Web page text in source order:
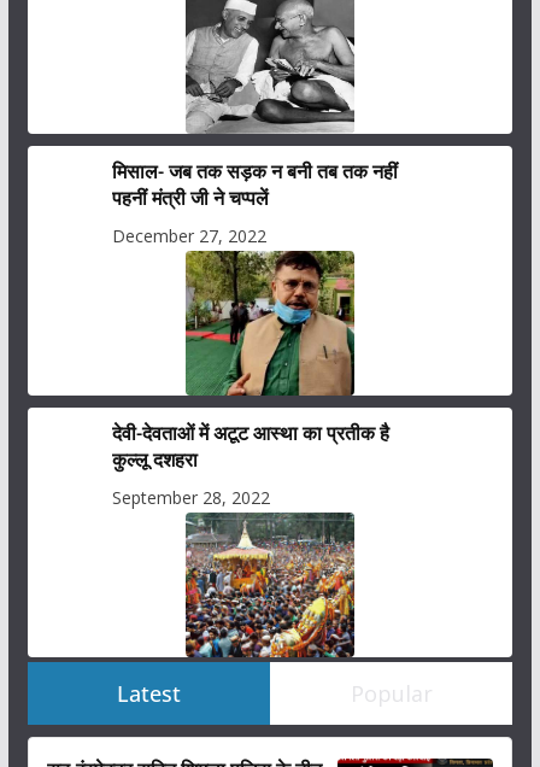
मिसाल- जब तक सड़क न बनी तब तक नहीं
पहनीं मंत्री जी ने चप्पलें
December 27, 2022
देवी-देवताओं में अटूट आस्था का प्रतीक है
कुल्लू दशहरा
September 28, 2022
Latest Popular